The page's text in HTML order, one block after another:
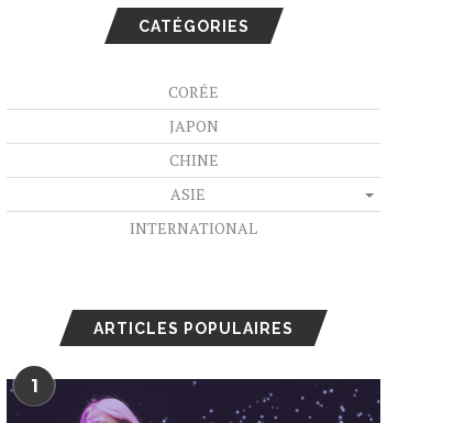
CATÉGORIES
CORÉE
JAPON
CHINE
ASIE
INTERNATIONAL
ARTICLES POPULAIRES
1